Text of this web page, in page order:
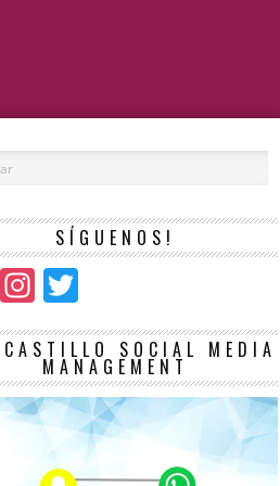
SÍGUENOS!
Instagram
SOCIAL MEDIA
MANAGEMENT